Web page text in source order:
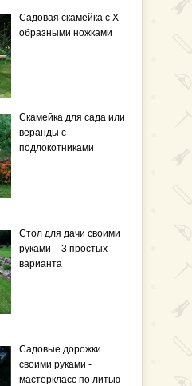
Садовая скамейка с Х
образными ножками
Скамейка для сада или
веранды с
подлокотниками
Стол для дачи своими
руками – 3 простых
варианта
Садовые дорожки
своими руками -
мастеркласс по литью